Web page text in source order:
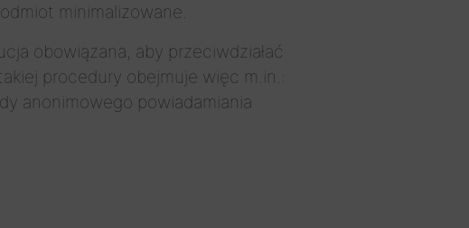
minimalizowane.
obowiązana, aby przeciwdziałać
procedury obejmuje więc m.in.:
anonimowego powiadamiania